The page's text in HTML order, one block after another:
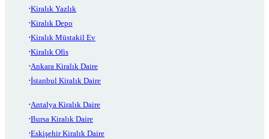
Kiralık Yazlık
Kiralık Depo
Kiralık Müstakil Ev
Kiralık Ofis
Ankara Kiralık Daire
İstanbul Kiralık Daire
Antalya Kiralık Daire
Bursa Kiralık Daire
Eskişehir Kiralık Daire